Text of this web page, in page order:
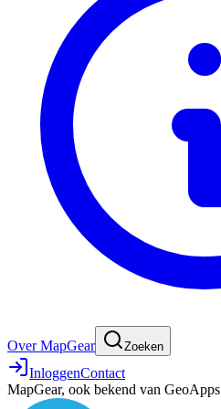
Over MapGear Zoeken
InloggenContact
MapGear, ook bekend van GeoApps